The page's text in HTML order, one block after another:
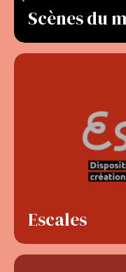
Scènes du
Escales